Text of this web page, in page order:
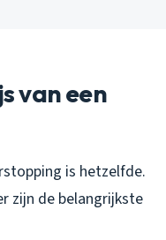
van een
is hetzelfde.
zijn de belangrijkste